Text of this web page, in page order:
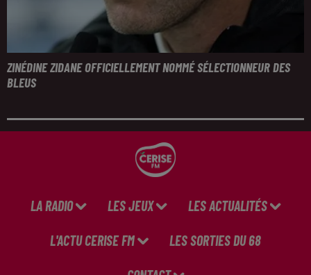
ZINÉDINE ZIDANE OFFICIELLEMENT NOMMÉ SÉLECTIONNEUR DES
BLEUS
LA RADIO LES JEUX LES ACTUALITÉS
L'ACTU CERISE FM LES SORTIES DU 68